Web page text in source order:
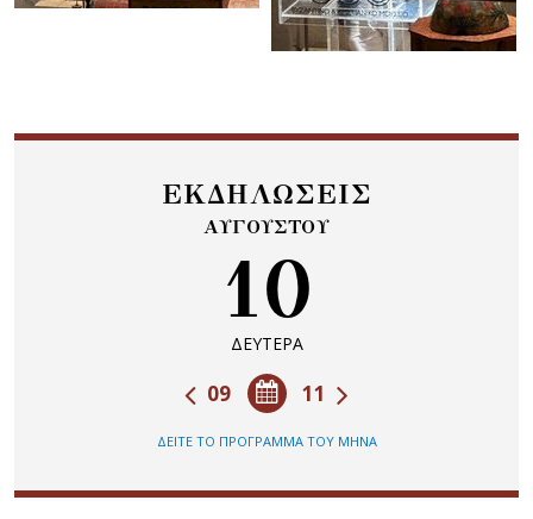
ΕΚΔΗΛΩΣΕΙΣ
ΑΥΓΟΥΣΤΟΥ
10
ΔΕΥΤΕΡΑ
11
09
ΔΕΙΤΕ ΤΟ ΠΡΟΓΡΑΜΜΑ ΤΟΥ ΜΗΝΑ